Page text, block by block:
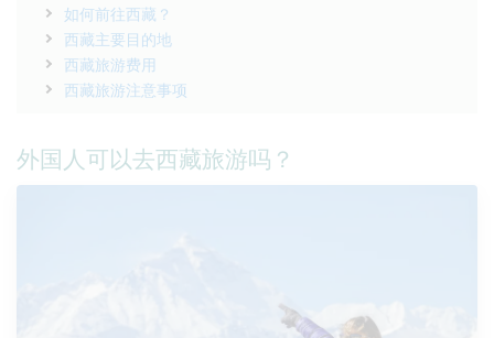
如何前往西藏？
西藏主要目的地
西藏旅游费用
西藏旅游注意事项
外国人可以去西藏旅游吗？